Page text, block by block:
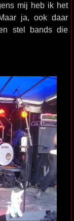
mij heb ik het
ja, ook daar
stel bands die